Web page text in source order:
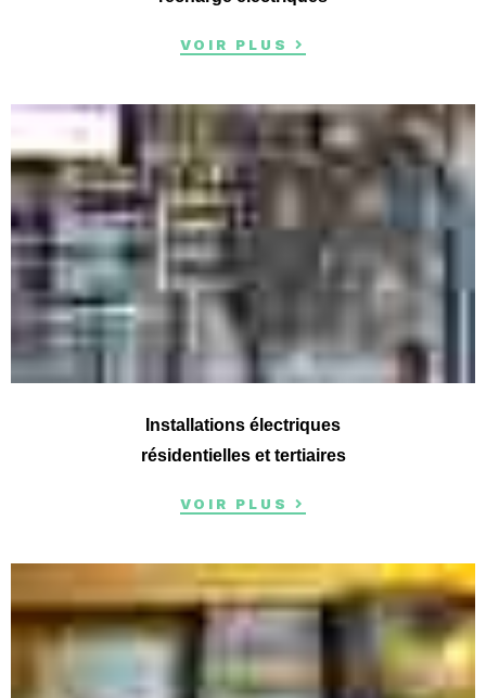
VOIR PLUS
Installations électriques
résidentielles et tertiaires
VOIR PLUS